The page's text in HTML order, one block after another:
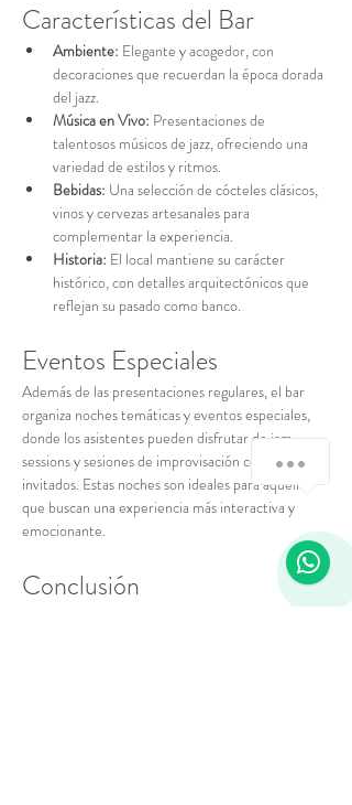
Características del Bar
Ambiente: Elegante y acogedor, con
decoraciones que recuerdan la época dorada
del jazz.
Música en Vivo: Presentaciones de
talentosos músicos de jazz, ofreciendo una
variedad de estilos y ritmos.
Bebidas: Una selección de cócteles clásicos,
vinos y cervezas artesanales para
complementar la experiencia.
Historia: El local mantiene su carácter
histórico, con detalles arquitectónicos que
reflejan su pasado como banco.
Eventos Especiales
Además de las presentaciones regulares, el bar
organiza noches temáticas y eventos especiales,
donde los asistentes pueden disfrutar de jam
sessions y sesiones de improvisación con músicos
invitados. Estas noches son ideales para aquellos
que buscan una experiencia más interactiva y
emocionante.
Conclusión
¿Cómo podemos ayudarte?
1